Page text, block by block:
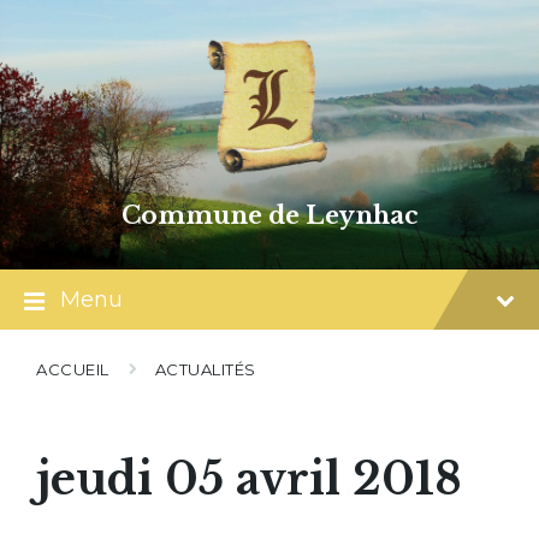
content
main
navigation
footer
Commune de Leynhac
Menu
ACCUEIL ACTUALITÉS
jeudi 05 avril 2018